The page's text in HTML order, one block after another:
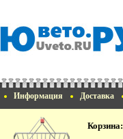
Информация Доставка
Корзина: